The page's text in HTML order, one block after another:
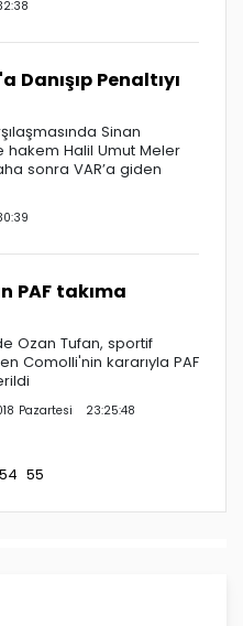
Danışıp Penaltıyı
Sinan
hakem Halil Umut Meler
sonra VAR’a giden
PAF takıma
Ozan Tufan, sportif
Comolli'nin kararıyla PAF
Pazartesi 23:25:48
54 55